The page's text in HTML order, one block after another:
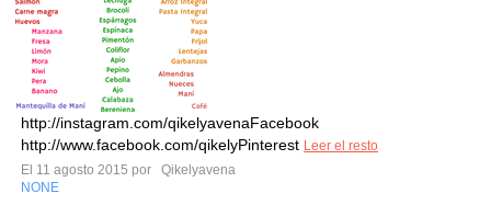
http://instagram.com/qikelyavenaFacebook
http://www.facebook.com/qikelyPinterest Leer el resto
El 11 agosto 2015 por
Qikelyavena
NONE